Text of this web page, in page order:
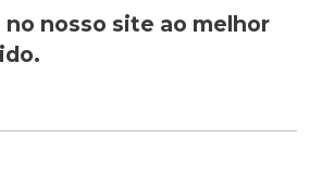
no nosso site ao melhor